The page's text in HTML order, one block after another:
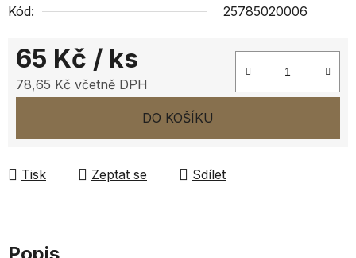
Kód: 25785020006
65 Kč / ks
78,65 Kč včetně DPH
DO KOŠÍKU
Tisk Zeptat se Sdílet
Popis